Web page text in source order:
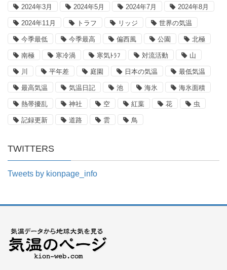
2024年3月 2024年5月 2024年7月 2024年8月
2024年11月 トラフ リッジ 世界の気温
今季最低 今季最高 偏西風 公園 北極
南極 寒冷渦 寒気ﾄﾗﾌ 対流活動 山
川 平年差 庭園 日本の気温 最低気温
最高気温 気温日記 池 海氷 海氷面積
熱帯擾乱 神社 空 紅葉 花 虫
記録更新 道路 雲 鳥
TWITTERS
Tweets by kionpage_info